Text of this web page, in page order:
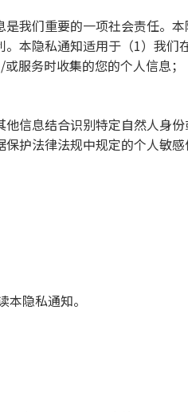
我们重要的一项社会责任。本
本隐私通知适用于（1）我们
务时收集的您的个人信息；
信息结合识别特定自然人身
护法律法规中规定的个人敏感
隐私通知。